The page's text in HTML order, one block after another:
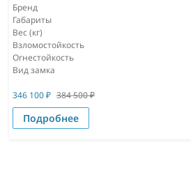
Бренд
Габариты
Вес (кг)
Взломостойкость
Огнестойкость
Вид замка
346 100₽ 384 500₽
Подробнее